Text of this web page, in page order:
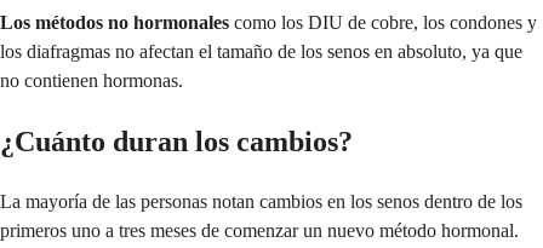
Los métodos no hormonales como los DIU de cobre, los condones y
los diafragmas no afectan el tamaño de los senos en absoluto, ya que
no contienen hormonas.
¿Cuánto duran los cambios?
La mayoría de las personas notan cambios en los senos dentro de los
primeros uno a tres meses de comenzar un nuevo método hormonal.